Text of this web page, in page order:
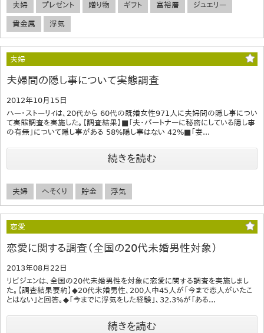
夫婦 プレゼント 贈り物 ギフト 富裕層 ジュエリー
貴金属 浮気
夫婦
夫婦間の隠し事について実態調査
2012年10月15日
ハー・ストーリィは、20代から 60代の既婚女性971人に夫婦間の隠し事につい
て実態調査を実施した。【調査結果】■「夫・パートナーに秘密にしている隠し事
の有無」について隠し事がある 58%隠し事はない 42%■「妻...
続きを読む
夫婦 へそくり 貯金 浮気
恋愛
恋愛に関する調査（全国の20代未婚男性対象）
2013年08月22日
リビジェンは、全国の20代未婚男性を対象に恋愛に関する調査を実施しまし
た。【調査結果要約】◆20代未婚男性、200人中45人が「今まで恋人がいたこ
とはない」と回答。◆「今までに浮気をした経験」、32.3%が「ある...
続きを読む